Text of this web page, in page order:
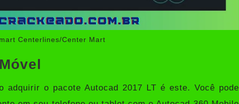
Centerlines/Center Mart
adquirir o pacote Autocad 2017 LT é este. Você pode